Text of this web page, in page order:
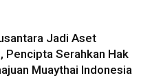
Jadi Aset
Pencipta Serahkan Hak
Muaythai Indonesia